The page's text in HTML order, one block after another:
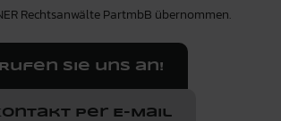
Rechtsanwälte PartmbB übernommen.
Rufen Sie uns an!
per E-Mail